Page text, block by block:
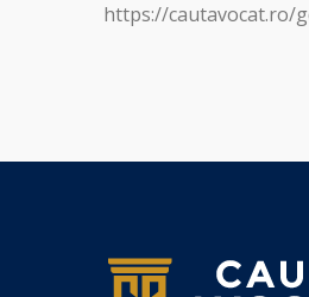
https://cautavocat.ro/